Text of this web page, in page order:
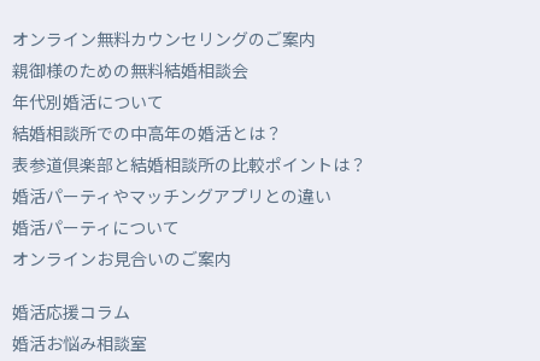
オンライン無料カウンセリングのご案内
親御様のための無料結婚相談会
年代別婚活について
結婚相談所での中高年の婚活とは？
表参道倶楽部と結婚相談所の比較ポイントは？
婚活パーティやマッチングアプリとの違い
婚活パーティについて
オンラインお見合いのご案内
婚活応援コラム
婚活お悩み相談室